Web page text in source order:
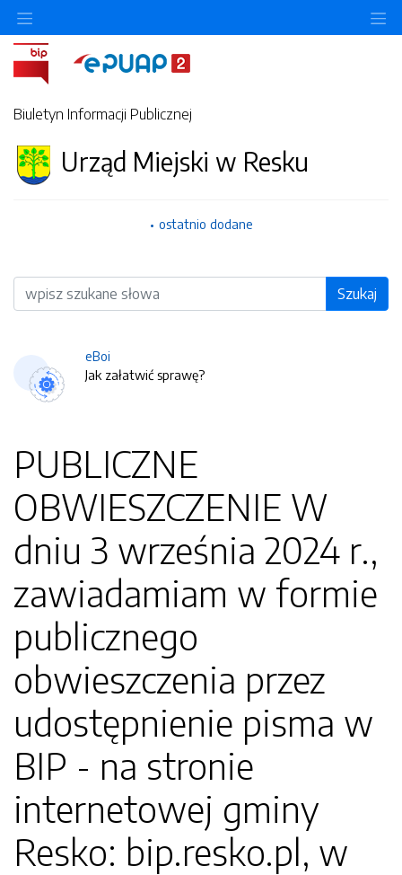
Biuletyn Informacji Publicznej
Urząd Miejski w Resku
ostatnio dodane
Wyszukiwarka Szukaj
eBoi
Jak załatwić sprawę?
PUBLICZNE
OBWIESZCZENIE W
dniu 3 września 2024 r.,
zawiadamiam w formie
publicznego
obwieszczenia przez
udostępnienie pisma w
BIP - na stronie
internetowej gminy
Resko: bip.resko.pl, w